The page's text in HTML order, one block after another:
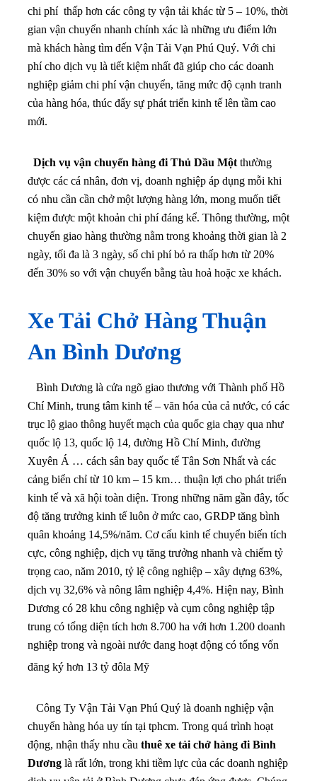
chi phí thấp hơn các công ty vận tải khác từ 5 – 10%, thời
gian vận chuyển nhanh chính xác là những ưu điểm lớn
mà khách hàng tìm đến Vận Tải Vạn Phú Quý. Với chi
phí cho dịch vụ là tiết kiệm nhất đã giúp cho các doanh
nghiệp giảm chi phí vận chuyển, tăng mức độ cạnh tranh
của hàng hóa, thúc đẩy sự phát triển kinh tế lên tầm cao
mới.
Dịch vụ vận chuyển hàng đi Thủ Dầu Một thường
được các cá nhân, đơn vị, doanh nghiệp áp dụng mỗi khi
có nhu cần cần chở một lượng hàng lớn, mong muốn tiết
kiệm được một khoản chi phí đáng kể. Thông thường, một
chuyến giao hàng thường nằm trong khoảng thời gian là 2
ngày, tối đa là 3 ngày, số chi phí bỏ ra thấp hơn từ 20%
đến 30% so với vận chuyển bằng tàu hoả hoặc xe khách.
Xe Tải Chở Hàng Thuận
An Bình Dương
Bình Dương là cửa ngõ giao thương với Thành phố Hồ
Chí Minh, trung tâm kinh tế – văn hóa của cả nước, có các
trục lộ giao thông huyết mạch của quốc gia chạy qua như
quốc lộ 13, quốc lộ 14, đường Hồ Chí Minh, đường
Xuyên Á … cách sân bay quốc tế Tân Sơn Nhất và các
cảng biển chỉ từ 10 km – 15 km… thuận lợi cho phát triển
kinh tế và xã hội toàn diện. Trong những năm gần đây, tốc
độ tăng trưởng kinh tế luôn ở mức cao, GRDP tăng bình
quân khoảng 14,5%/năm. Cơ cấu kinh tế chuyển biến tích
cực, công nghiệp, dịch vụ tăng trưởng nhanh và chiếm tỷ
trọng cao, năm 2010, tỷ lệ công nghiệp – xây dựng 63%,
dịch vụ 32,6% và nông lâm nghiệp 4,4%. Hiện nay, Bình
Dương có 28 khu công nghiệp và cụm công nghiệp tập
trung có tổng diện tích hơn 8.700 ha với hơn 1.200 doanh
nghiệp trong và ngoài nước đang hoạt động có tổng vốn
đăng ký hơn 13 tỷ đôla Mỹ
Công Ty Vận Tải Vạn Phú Quý là doanh nghiệp vận
chuyển hàng hóa uy tín tại tphcm. Trong quá trình hoạt
động, nhận thấy nhu cầu thuê xe tải chở hàng đi Bình
Dương là rất lớn, trong khi tiềm lực của các doanh nghiệp